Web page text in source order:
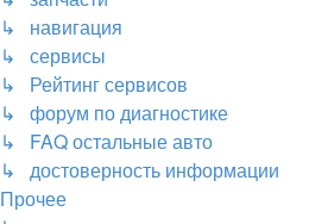
↳ навигация
↳ сервисы
↳ Рейтинг сервисов
↳ форум по диагностике
↳ FAQ остальные авто
↳ достоверность информации
Прочее